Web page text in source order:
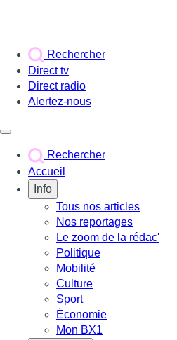
Rechercher
Direct tv
Direct radio
Alertez-nous
Rechercher
Accueil
Info
Tous nos articles
Nos reportages
Le zoom de la rédac'
Politique
Mobilité
Culture
Sport
Économie
Mon BX1